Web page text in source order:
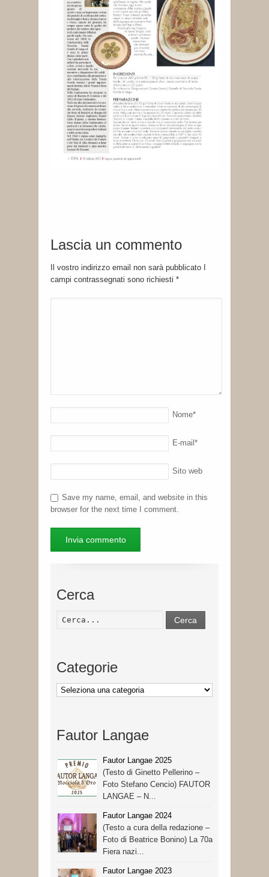
Lascia un commento
Il vostro indirizzo email non sarà pubblicato I
campi contrassegnati sono richiesti *
Nome*
E-mail*
Sito web
Save my name, email, and website in this
browser for the next time I comment.
Cerca
Cerca
Categorie
Categorie
Fautor Langae
Fautor Langae 2025
(Testo di Ginetto Pellerino –
Foto Stefano Cencio) FAUTOR
LANGAE – N...
Fautor Langae 2024
(Testo a cura della redazione –
Foto di Beatrice Bonino) La 70a
Fiera nazi...
Fautor Langae 2023